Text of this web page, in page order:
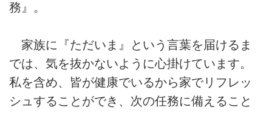
務』。
家族に『ただいま』という言葉を届けるま
では、気を抜かないように心掛けています。
私を含め、皆が健康でいるから家でリフレッ
シュすることができ、次の任務に備えること